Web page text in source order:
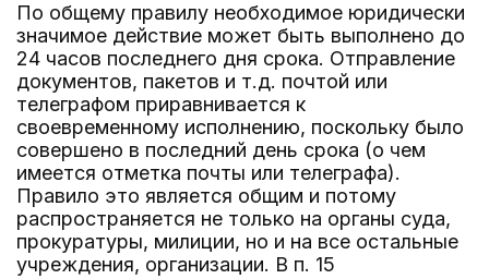
По общему правилу необходимое юридически
значимое действие может быть выполнено до
24 часов последнего дня срока. Отправление
документов, пакетов и т.д. почтой или
телеграфом приравнивается к
своевременному исполнению, поскольку было
совершено в последний день срока (о чем
имеется отметка почты или телеграфа).
Правило это является общим и потому
распространяется не только на органы суда,
прокуратуры, милиции, но и на все остальные
учреждения, организации. В п. 15